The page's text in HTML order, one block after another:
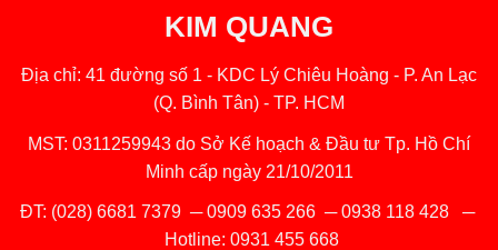
KIM QUANG
Địa chỉ: 41 đường số 1 - KDC Lý Chiêu Hoàng - P. An Lạc
(Q. Bình Tân) - TP. HCM
MST: 0311259943 do Sở Kế hoạch & Đầu tư Tp. Hồ Chí
Minh cấp ngày 21/10/2011
ĐT: (028) 6681 7379 ─0909 635 266─0938 118 428─
Hotline: 0931 455 668